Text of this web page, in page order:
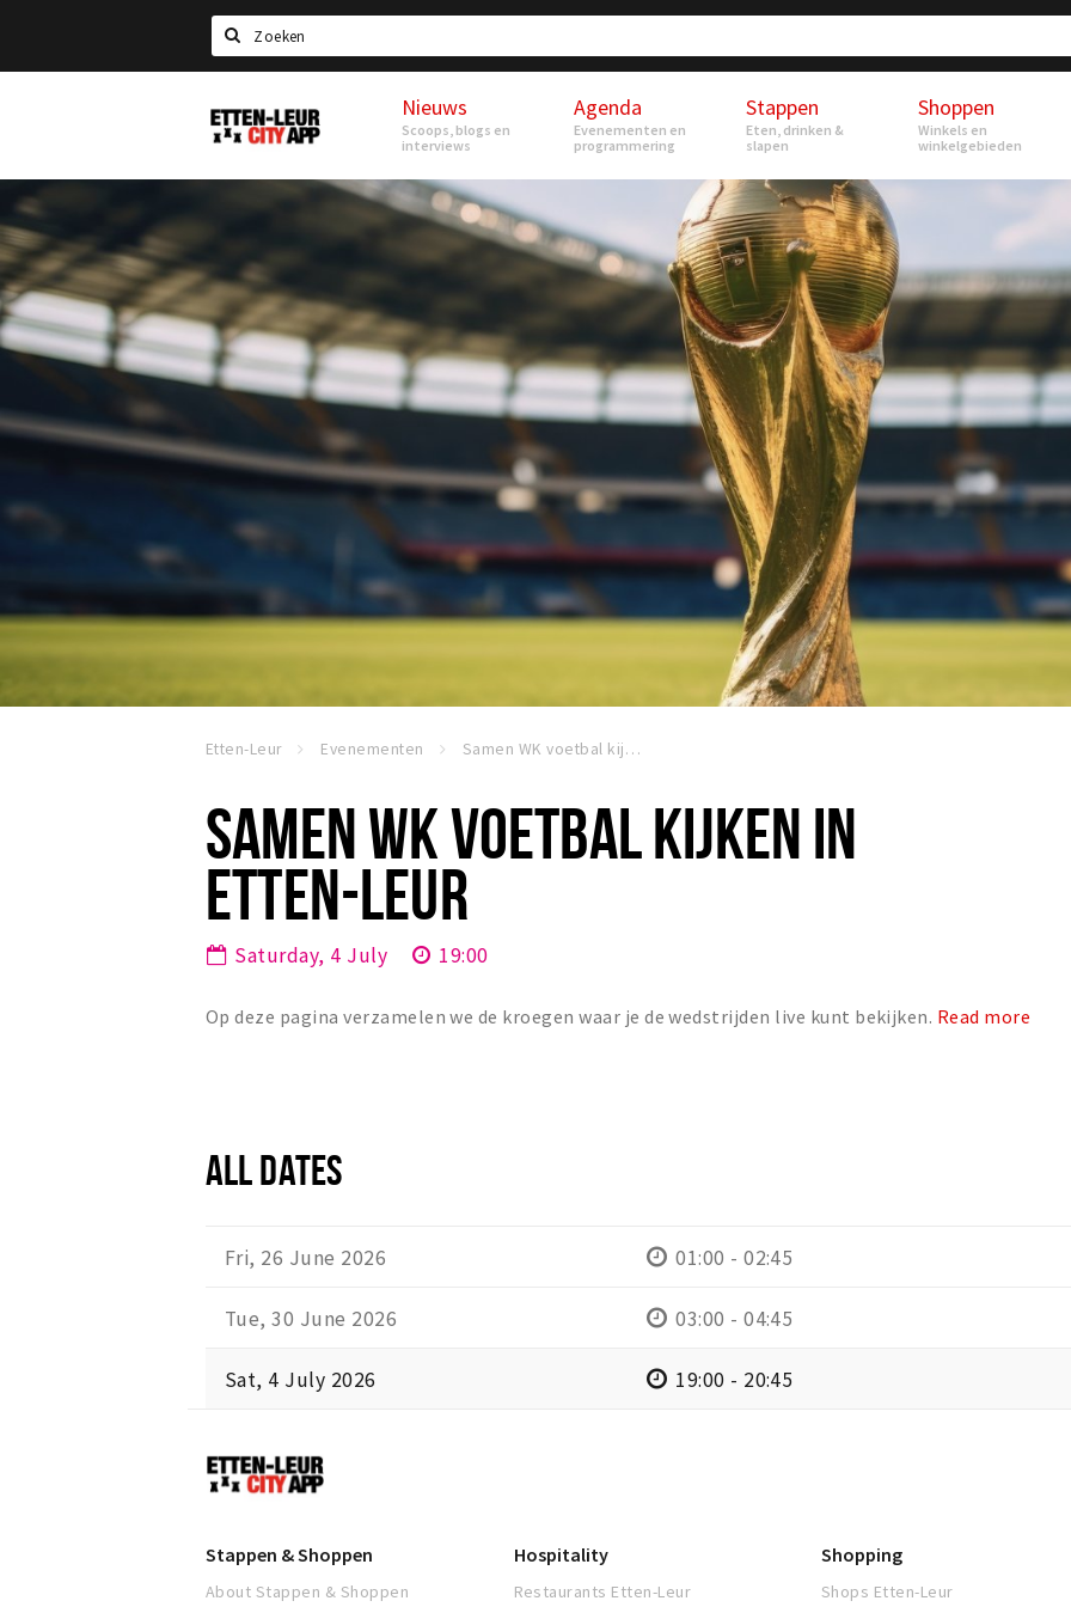
Search
Etten-
Leur
Nieuws
Scoops, blogs en
interviews
Agenda
Evenementen en
programmering
Stappen
Eten, drinken &
slapen
Shoppen
Winkels en
winkelgebieden
Etten-Leur Evenementen Samen WK voetbal kijken in Etten-Leur
SAMEN WK VOETBAL KIJKEN IN
ETTEN-LEUR
Saturday, 4 July 19:00
Op deze pagina verzamelen we de kroegen waar je de wedstrijden live kunt bekijken. Read more
ALL DATES
Fri, 26 June 2026 01:00 - 02:45
Tue, 30 June 2026 03:00 - 04:45
Sat, 4 July 2026 19:00 - 20:45
Etten-
Leur
Stappen & Shoppen
About Stappen & Shoppen
Hospitality
Restaurants Etten-Leur
Shopping
Shops Etten-Leur